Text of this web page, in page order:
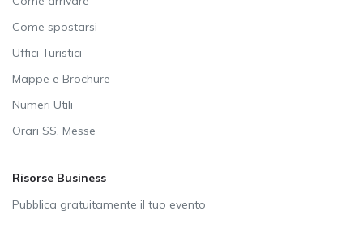
Come spostarsi
Uffici Turistici
Mappe e Brochure
Numeri Utili
Orari SS. Messe
Risorse Business
Pubblica gratuitamente il tuo evento